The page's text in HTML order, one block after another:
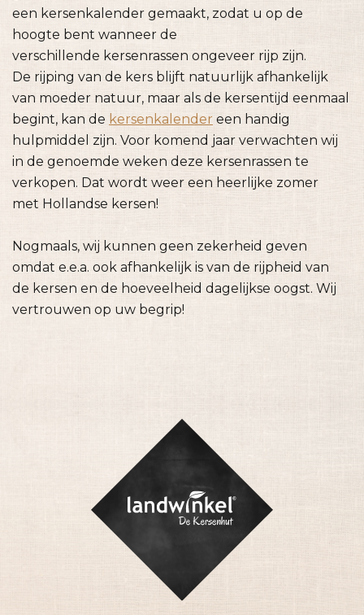
een kersenkalender gemaakt, zodat u op de
hoogte bent wanneer de
verschillende kersenrassen ongeveer rijp zijn.
De rijping van de kers blijft natuurlijk afhankelijk
van moeder natuur, maar als de kersentijd eenmaal
begint, kan de kersenkalender een handig
hulpmiddel zijn. Voor komend jaar verwachten wij
in de genoemde weken deze kersenrassen te
verkopen. Dat wordt weer een heerlijke zomer
met Hollandse kersen!
Nogmaals, wij kunnen geen zekerheid geven
omdat e.e.a. ook afhankelijk is van de rijpheid van
de kersen en de hoeveelheid dagelijkse oogst. Wij
vertrouwen op uw begrip!